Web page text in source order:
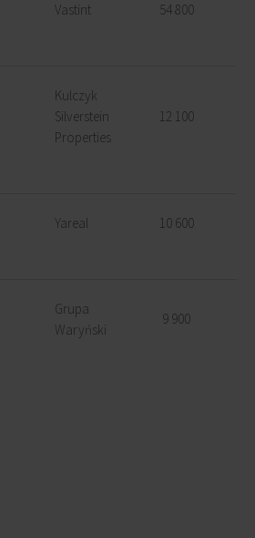
Vastint 54 800
Kulczyk
Silverstein
Properties
12 100
Yareal 10 600
Grupa
Waryński
9 900